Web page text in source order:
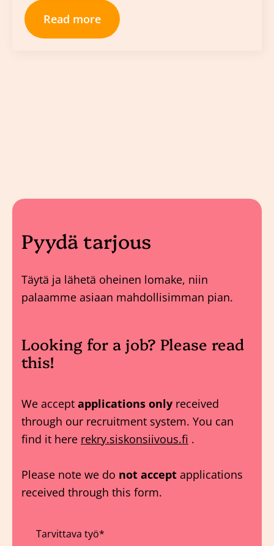
Read more
Pyydä tarjous
Täytä ja lähetä oheinen lomake, niin
palaamme asiaan mahdollisimman pian.
Looking for a job? Please read
this!
We accept applications only received
through our recruitment system. You can
find it here rekry.siskonsiivous.fi .
Please note we do not accept applications
received through this form.
Tarvittava työ*